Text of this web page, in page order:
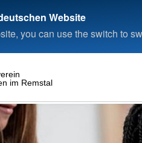
Website
you can use the switch to
im Remstal